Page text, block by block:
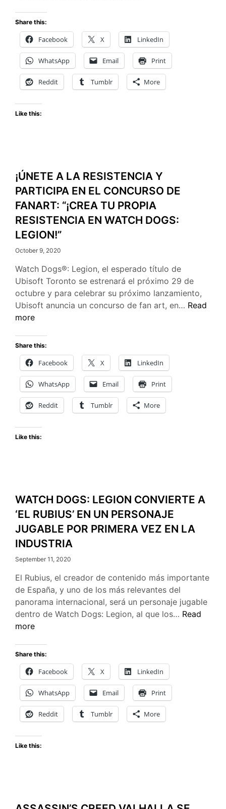
YA
ESTÁ
DISPONIBLE
Share this:
Facebook X LinkedIn
WhatsApp Email Print
Reddit Tumblr More
Like this:
¡ÚNETE A LA RESISTENCIA Y
PARTICIPA EN EL CONCURSO DE
FANART: “¡CREA TU PROPIA
RESISTENCIA EN WATCH DOGS:
LEGION!”
October 9, 2020
Watch Dogs®: Legion, el esperado título de
Ubisoft Toronto se estrenará el próximo 29 de
octubre y para celebrar su próximo lanzamiento,
Ubisoft anuncia un concurso de fan art, en… ¡ÚNETE
WATCH
LEGION!”
Read
more
Share this:
Facebook X LinkedIn
WhatsApp Email Print
Reddit Tumblr More
Like this:
WATCH DOGS: LEGION CONVIERTE A
‘EL RUBIUS’ EN UN PERSONAJE
JUGABLE POR PRIMERA VEZ EN LA
INDUSTRIA
September 11, 2020
El Rubius, el creador de contenido más importante
de España, y uno de los más relevantes del
panorama internacional, será un personaje jugable
dentro de Watch Dogs: Legion, al que los… WATCH
Read
more
Share this:
Facebook X LinkedIn
WhatsApp Email Print
Reddit Tumblr More
Like this: